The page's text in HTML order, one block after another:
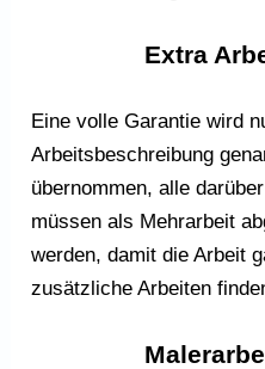
Extra
Eine volle Garantie wird
Arbeitsbeschreibung
übernommen, alle
müssen als Mehrarbeit
werden, damit die Arbeit
zusätzliche Arbeiten